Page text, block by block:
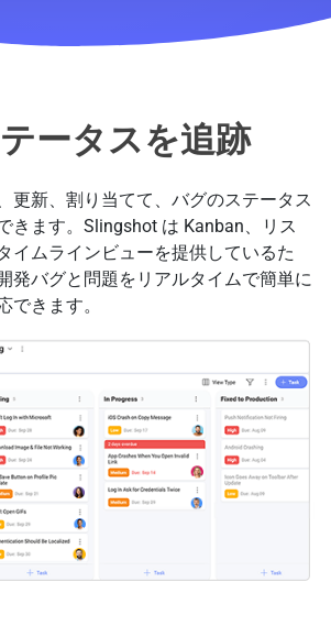
支援する
ータスを追跡
更新、割り当てて、バグのステータス
きます。Slingshot は Kanban、リス
イムラインビューを提供しているた
発バグと問題をリアルタイムで簡単に
できます。